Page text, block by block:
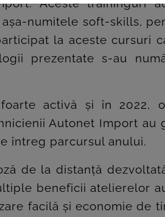
Aceste traininguri
numitele soft-skills,
la aceste cursuri
prezentate s-au
activă și în 2022,
Autonet Import au
întreg parcursul anului.
de la distanță
beneficii atelierelor
facilă și economie de